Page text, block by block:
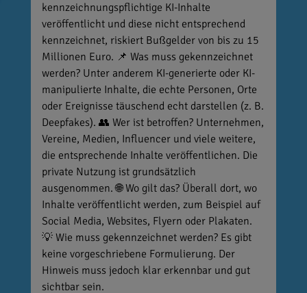
kennzeichnungspflichtige KI-Inhalte
veröffentlicht und diese nicht entsprechend
kennzeichnet, riskiert Bußgelder von bis zu 15
Millionen Euro. 📌 Was muss gekennzeichnet
werden? Unter anderem KI-generierte oder KI-
manipulierte Inhalte, die echte Personen, Orte
oder Ereignisse täuschend echt darstellen (z. B.
Deepfakes). 👥 Wer ist betroffen? Unternehmen,
Vereine, Medien, Influencer und viele weitere,
die entsprechende Inhalte veröffentlichen. Die
private Nutzung ist grundsätzlich
ausgenommen. 🌐 Wo gilt das? Überall dort, wo
Inhalte veröffentlicht werden, zum Beispiel auf
Social Media, Websites, Flyern oder Plakaten.
💡 Wie muss gekennzeichnet werden? Es gibt
keine vorgeschriebene Formulierung. Der
Hinweis muss jedoch klar erkennbar und gut
sichtbar sein.